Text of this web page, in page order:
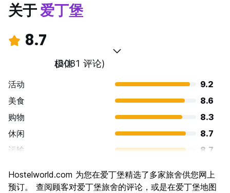
关于爱丁堡
8.7
极佳
(3081 评论)
活动
9.2
美食
8.6
购物
8.3
休闲
8.7
运输
8.7
文化
9.5
Hostelworld.com 为您在爱丁堡精选了多家旅舍供您网上
预订。 查阅顾客对爱丁堡旅舍的评论，或是在爱丁堡地图